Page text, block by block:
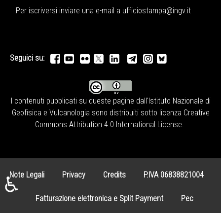
Per iscriversi inviare una e-mail a ufficiostampa@ingv.it
Seguici su:
I contenuti pubblicati su queste pagine dall' Istituto Nazionale di
Geofisica e Vulcanologia sono distribuiti sotto licenza Creative
Commons Attribution 4.0 International License.
Note Legali Privacy Credits P.IVA 06838821004
Fatturazione elettronica e Split Payment Pec